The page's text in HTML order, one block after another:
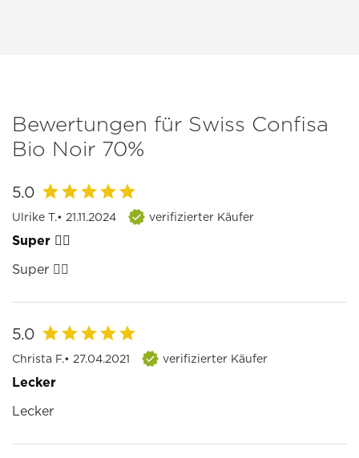
Bewertungen für Swiss Confisa
Bio Noir 70%
5.0
Ulrike T.• 21.11.2024 verifizierter Käufer
Super 👍🏻
Super 👍🏻
5.0
Christa F.• 27.04.2021 verifizierter Käufer
Lecker
Lecker